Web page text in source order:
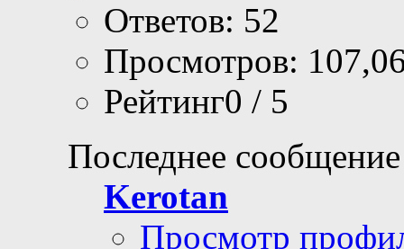
Ответов: 52
Просмотров:
Рейтинг0 / 5
Последнее
Kerotan
Просмотр